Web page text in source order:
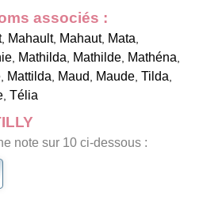
associés :
, Mahault, Mahaut, Mata,
, Mathilda, Mathilde, Mathéna,
, Mattilda, Maud, Maude, Tilda,
, Télia
note sur 10 ci-dessous :